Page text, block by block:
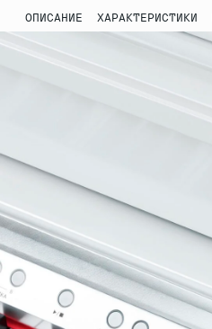
ОПИСАНИЕ ХАРАКТЕРИСТИКИ